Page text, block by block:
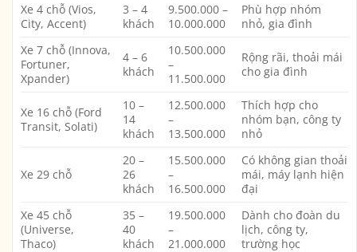
Xe 4 chỗ (Vios,
City, Accent)
3 – 4
khách
9.500.000 –
10.000.000
Phù hợp nhóm
nhỏ, gia đình
Xe 7 chỗ (Innova,
Fortuner,
Xpander)
4 – 6
khách
10.500.000
–
11.500.000
Rộng rãi, thoải mái
cho gia đình
Xe 16 chỗ (Ford
Transit, Solati)
10 –
14
khách
12.500.000
–
13.500.000
Thích hợp cho
nhóm bạn, công ty
nhỏ
Xe 29 chỗ
20 –
26
khách
15.500.000
–
16.500.000
Có không gian thoải
mái, máy lạnh hiện
đại
Xe 45 chỗ
(Universe,
Thaco)
35 –
40
khách
19.500.000
–
21.000.000
Dành cho đoàn du
lịch, công ty,
trường học